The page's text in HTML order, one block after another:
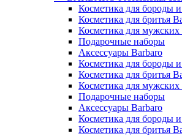
Косметика для бороды и
Косметика для бритья
Косметика для мужских
Подарочные наборы
Аксессуары Barbaro
Косметика для бороды и
Косметика для бритья
Косметика для мужских
Подарочные наборы
Аксессуары Barbaro
Косметика для бороды и
Косметика для бритья